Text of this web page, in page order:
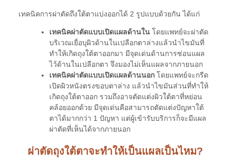
เทคนิคการผ่าตัดถึงใต้ตาแบ่งออกได้ 2 รูปแบบด้วยกัน ได้แก่
เทคนิคผ่าตัดแบบเปิดแผลด้านใน โดยแพทย์จะผ่าตัด
บริเวณเยื่อบุผิวด้านในเปลือกตาล่างแล้วนำไขมันที่
ทำให้เกิดถุงใต้ตาออกมา มีจุดเด่นด้านการซ่อนแผล
ไว้ด้านในเปลือกตา จึงมองไม่เห็นแผลจากภายนอก
เทคนิคผ่าตัดแบบเปิดแผลด้านนอก โดยแพทย์จะกรีด
เปิดผิวหนังตรงขอบตาล่าง แล้วนำไขมันส่วนที่ทำให้
เกิดถุงใต้ตาออก รวมถึงอาจตัดแต่งผิวใต้ตาที่หย่อน
คล้อยออกด้วย มีจุดเด่นคือสามารถตัดแต่งปัญหาใต้
ตาได้มากกว่า 1 ปัญหา แต่ผู้เข้ารับบริการก็จะมีแผล
ผ่าตัดที่เห็นได้จากภายนอก
ผ่าตัดถุงใต้ตาจะทำให้เป็นแผลเป็นไหม?